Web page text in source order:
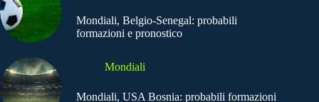
Mondiali, Belgio-Senegal: probabili
formazioni e pronostico
Mondiali
Mondiali, USA Bosnia: probabili formazioni